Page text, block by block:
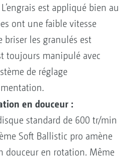
est appliqué bien au
ont une faible vitesse
briser les granulés est
toujours manipulé avec
de réglage
en douceur :
standard de 600 tr/min
Soft Ballistic pro amène
douceur en rotation. Même